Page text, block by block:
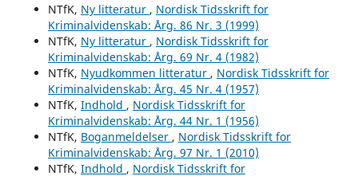
NTfK, Ny litteratur , Nordisk Tidsskrift for
Kriminalvidenskab: Årg. 86 Nr. 3 (1999)
NTfK, Ny litteratur , Nordisk Tidsskrift for
Kriminalvidenskab: Årg. 69 Nr. 4 (1982)
NTfK, Nyudkommen litteratur , Nordisk Tidsskrift for
Kriminalvidenskab: Årg. 45 Nr. 4 (1957)
NTfK, Indhold , Nordisk Tidsskrift for
Kriminalvidenskab: Årg. 44 Nr. 1 (1956)
NTfK, Boganmeldelser , Nordisk Tidsskrift for
Kriminalvidenskab: Årg. 97 Nr. 1 (2010)
NTfK, Indhold , Nordisk Tidsskrift for